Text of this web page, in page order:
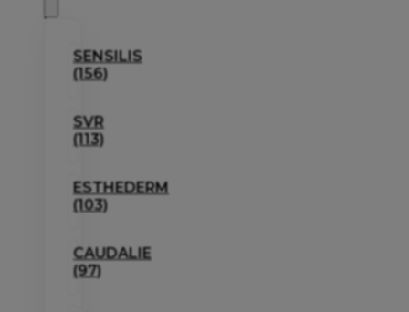
SENSILIS
(156)
SVR
(113)
ESTHEDERM
(103)
CAUDALIE
(97)